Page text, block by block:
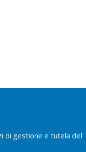
di gestione e tutela del